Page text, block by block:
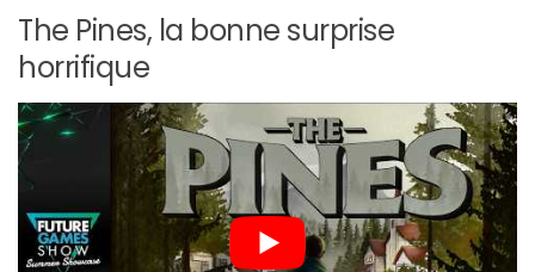
The Pines, la bonne surprise
horrifique